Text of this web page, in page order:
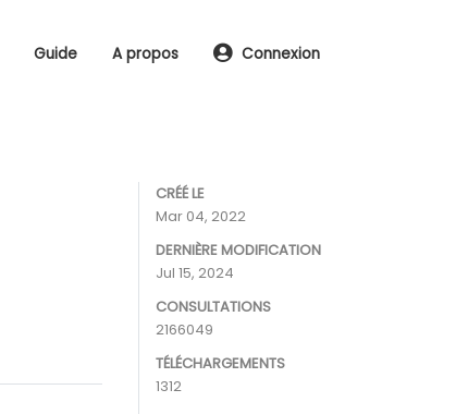
Guide A propos Connexion
CRÉÉ LE
Mar 04, 2022
DERNIÈRE MODIFICATION
Jul 15, 2024
CONSULTATIONS
2166049
TÉLÉCHARGEMENTS
1312